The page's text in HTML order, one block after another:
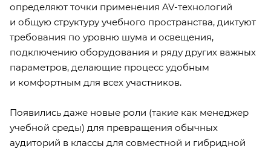
определяют точки применения AV-технологий
и общую структуру учебного пространства, диктуют
требования по уровню шума и освещения,
подключению оборудования и ряду других важных
параметров, делающие процесс удобным
и комфортным для всех участников.
Появились даже новые роли (такие как менеджер
учебной среды) для превращения обычных
аудиторий в классы для совместной и гибридной